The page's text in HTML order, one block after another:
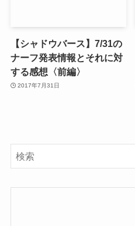
【シャドウバース】7/31の
ナーフ発表情報とそれに対
する感想〈前編〉
2017年7月31日